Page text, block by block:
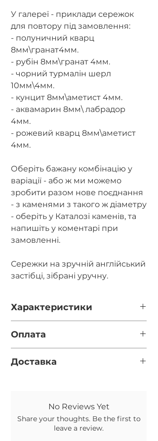
У галереї - приклади сережок
для повтору під замовлення:
- полуничний кварц
8мм\гранат4мм.
- рубін 8мм\гранат 4мм.
- чорний турмалін шерл
10мм\4мм.
- кунцит 8мм\аметист 4мм.
- аквамарин 8мм\ лабрадор
4мм.
- рожевий кварц 8мм\аметист
4мм.
Оберіть бажану комбінацію у
варіації - або ж ми можемо
зробити разом нове поєднання
- з каменями з такого ж діаметру
- оберіть у Каталозі каменів, та
напишіть у коментарі при
замовленні.
Сережки на зручній англійський
застібці, зібрані уручну.
Характеристики
Довжина - 6,5 та 9,5см.
Фурнітура - срібло 925 проби,
неродоване.
Оплата
прикраси за реквізитами у
замовлення)
Передоплата 100грн. на карту, а
решту післяплатою на Новій
Доставка
Укрпошта (якщо не вказано
номер відділення НП)
No Reviews Yet
Share your thoughts. Be the first to
leave a review.